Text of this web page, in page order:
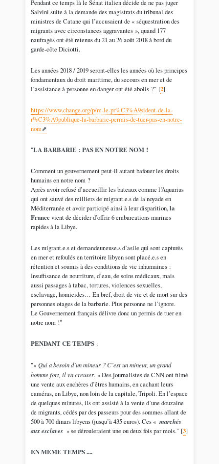
Pendant ce temps là le Sénat italien décide de ne pas juger
Salvini suite à la demande des magistrats du tribunal des
ministres de Catane qui l’accusaient de « séquestration des
migrants avec circonstances aggravantes », quand 177
naufragés ont été retenus du 21 au 26 août 2018 à bord du
garde-côte Diciotti.
Les années 2018 / 2019 seront-elles les années où les principes
fondamentaux du droit maritime, du secours en mer et de
l’assistance à personne en danger ont été abolis ?"[2]
https://www.change.org/p/m-le-pr%C3%A9sident-de-la-
r%C3%A9publique-la-barbarie-permis-de-tuer-pas-en-notre-
nom
"LA BARBARIE : PAS EN NOTRE NOM !
Comment un gouvernement peut-il autant bafouer les droits
humains en notre nom ?
Après avoir refusé d’accueillir les bateaux comme l’Aquarius
qui ont sauvé des milliers de migrant.e.s de la noyade en
Méditerranée et avoir participé ainsi à leur disparition,la
Francevient de décider d’offrir 6 embarcations marines
rapides à la Libye.
Les migrant.e.s et demandeur.euse.s d’asile qui sont capturés
en mer et refoulés en territoire libyen sont placé.e.s en
rétention et soumis à des conditions de vie inhumaines :
Insuffisance de nourriture, d’eau, de soins médicaux, mais
aussi passages à tabac, tortures, violences sexuelles,
esclavage, homicides… En bref, droit de vie et de mort sur des
personnes otages de la barbarie. Plus personne ne l’ignore.
Le Gouvernement français délivre donc un permis de tuer en
notre nom !"
PENDANT CE TEMPS:
"« Qui a besoin d’un mineur ? C’est un mineur, un grand
homme fort, il va creuser. » Des journalistes de CNN ont filmé
une vente aux enchères d’êtres humains, en cachant leurs
caméras, en Libye, non loin de la capitale, Tripoli. En l’espace
de quelques minutes, ils ont assisté à la vente d’une douzaine
de migrants, cédés par des passeurs pour des sommes allant de
500 à 700 dinars libyens (jusqu’à 435 euros). Ces « marchés
aux esclaves » se dérouleraient une ou deux fois par mois."[3]
EN MEME TEMPS ....